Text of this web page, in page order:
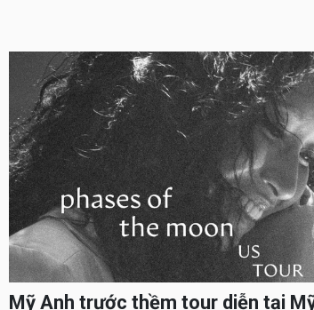
Mỹ Anh trước thềm tour diễn tại